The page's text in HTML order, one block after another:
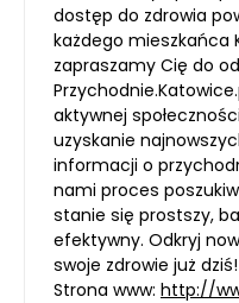
dostęp do zdrowia
każdego mieszkańca
zapraszamy Cię do
aktywnej
uzyskanie
informacji o
nami proces
stanie się prostszy,
efektywny. Odkryj
swoje zdrowie już dziś!
Strona www: http://